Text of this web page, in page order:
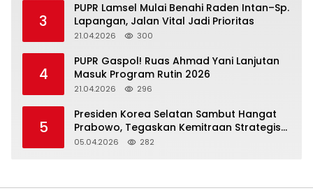
3
‎PUPR Lamsel Mulai Benahi Raden Intan–Sp.
Lapangan, Jalan Vital Jadi Prioritas
21.04.2026 300
4
‎PUPR Gaspol! Ruas Ahmad Yani Lanjutan
Masuk Program Rutin 2026
21.04.2026 296
5
Presiden Korea Selatan Sambut Hangat
Prabowo, Tegaskan Kemitraan Strategis
Komprehensif
05.04.2026 282